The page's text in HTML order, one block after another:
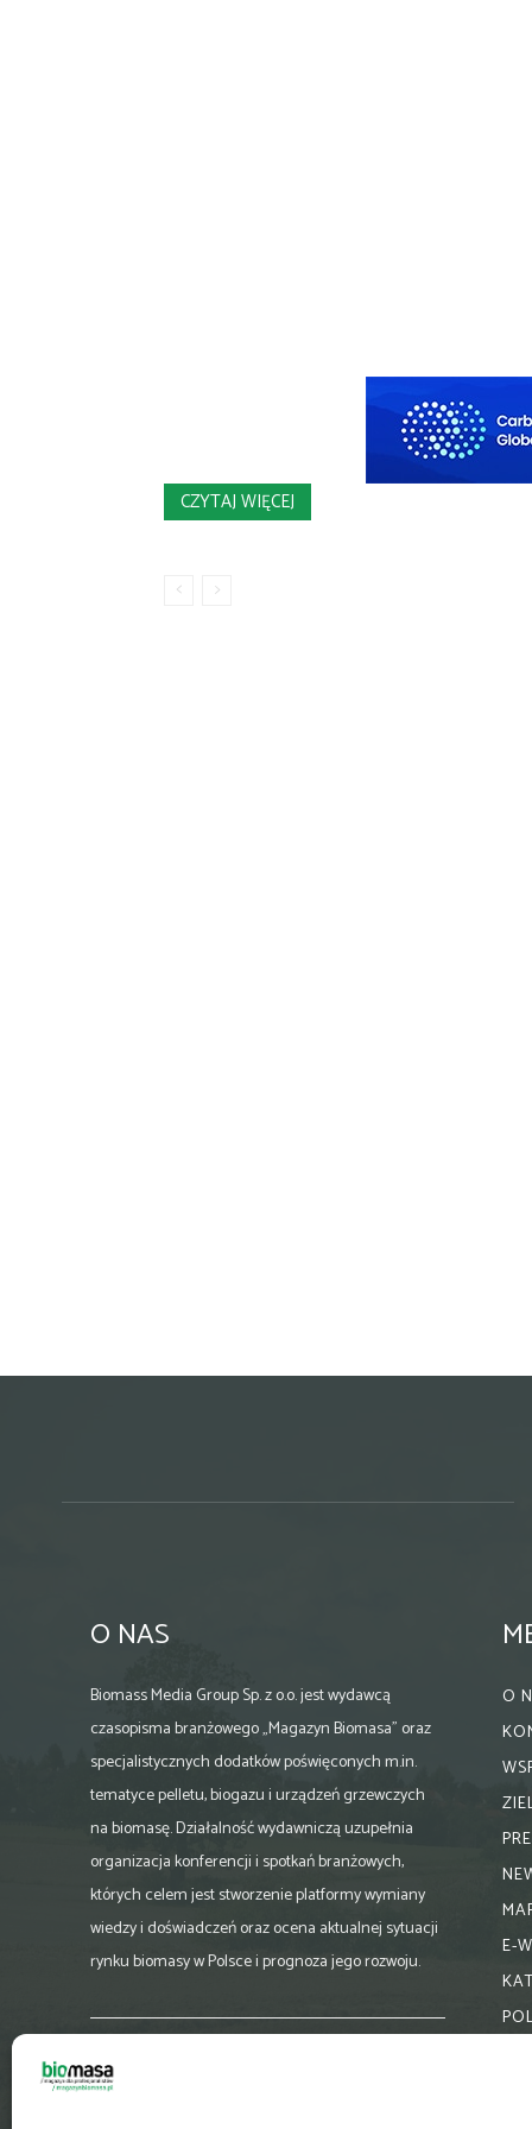
CZYTAJ WIĘCEJ
O NAS
Biomass Media Group Sp. z o.o. jest wydawcą
czasopisma branżowego „Magazyn Biomasa” oraz
specjalistycznych dodatków poświęconych m.in.
tematyce pelletu, biogazu i urządzeń grzewczych
na biomasę. Działalność wydawniczą uzupełnia
organizacja konferencji i spotkań branżowych,
których celem jest stworzenie platformy wymiany
wiedzy i doświadczeń oraz ocena aktualnej sytuacji
rynku biomasy w Polsce i prognoza jego rozwoju.
biuro@magazynbiomasa.pl
O
E-